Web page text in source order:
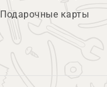
Подарочные карты